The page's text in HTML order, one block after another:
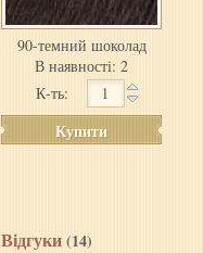
90-темний шоколад
В наявності: 2
К-ть:
Купити
Відгуки(14)